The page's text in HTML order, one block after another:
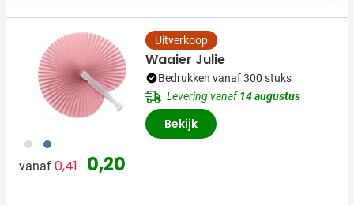
002 005
vanaf Normale prijs
0,41 Speciale prijs
0,20
Uitverkoop
Waaier Julie
Bedrukken vanaf 300 stuks
Levering vanaf14 augustus
Bekijk